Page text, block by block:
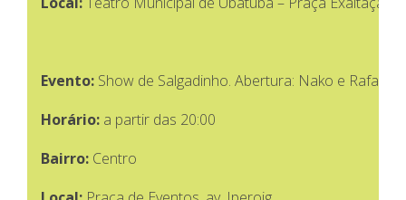
Evento: Show de Salgadinho. Abertura: Nako e Rafael
Horário: a partir das 20:00
Bairro: Centro